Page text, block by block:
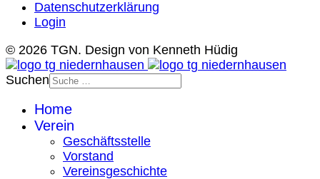
Datenschutzerklärung
Login
© 2026 TGN. Design von Kenneth Hüdig
Suchen
Home
Verein
Geschäftsstelle
Vorstand
Vereinsgeschichte